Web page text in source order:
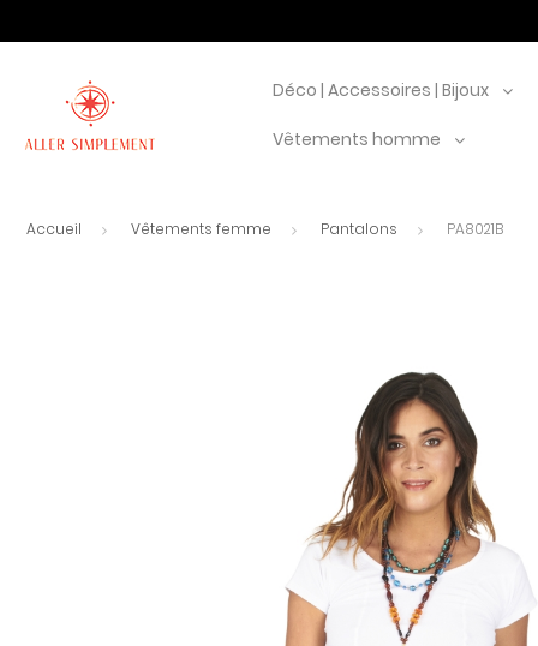
Déco | Accessoires | Bijoux
Vêtements homme
Accueil Vêtements femme Pantalons PA8021B